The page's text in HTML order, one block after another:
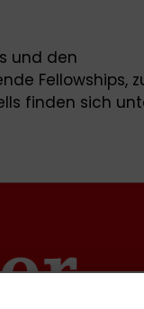
und den
Fellowships,
finden sich